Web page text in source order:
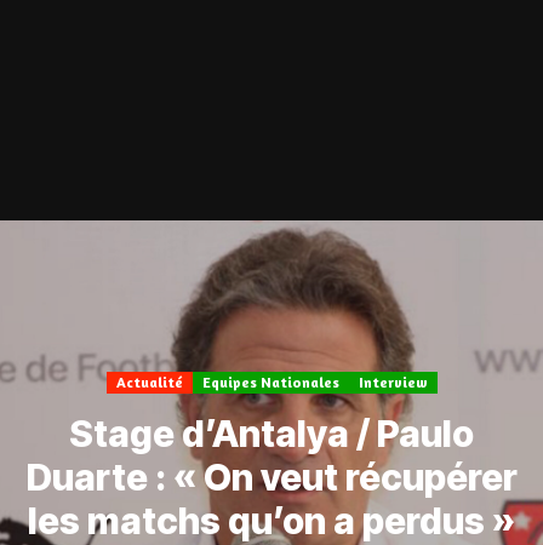
Actualité Equipes Nationales Interview
Stage d’Antalya / Paulo
Duarte : « On veut récupérer
les matchs qu’on a perdus »